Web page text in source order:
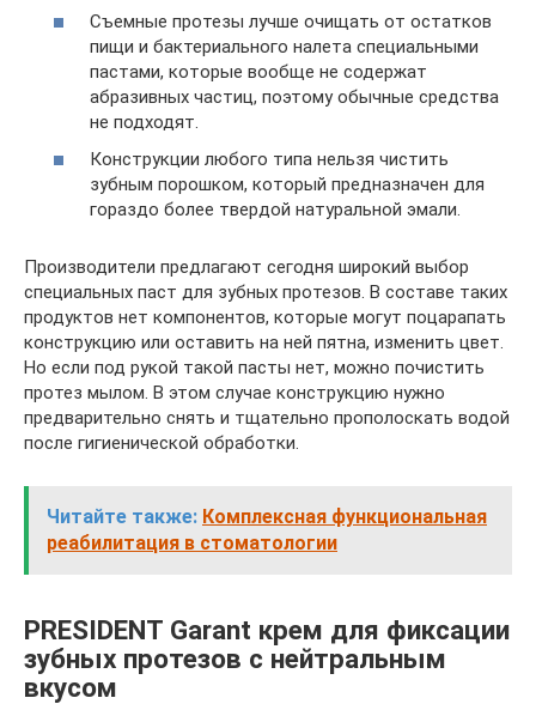
Съемные протезы лучше очищать от остатков
пищи и бактериального налета специальными
пастами, которые вообще не содержат
абразивных частиц, поэтому обычные средства
не подходят.
Конструкции любого типа нельзя чистить
зубным порошком, который предназначен для
гораздо более твердой натуральной эмали.
Производители предлагают сегодня широкий выбор
специальных паст для зубных протезов. В составе таких
продуктов нет компонентов, которые могут поцарапать
конструкцию или оставить на ней пятна, изменить цвет.
Но если под рукой такой пасты нет, можно почистить
протез мылом. В этом случае конструкцию нужно
предварительно снять и тщательно прополоскать водой
после гигиенической обработки.
Читайте также: Комплексная функциональная
реабилитация в стоматологии
PRESIDENT Garant крем для фиксации
зубных протезов с нейтральным
вкусом